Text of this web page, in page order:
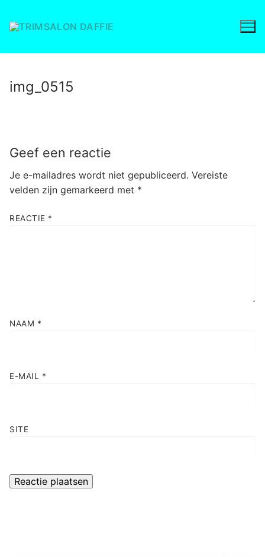
naar
inhoud
img_0515
Geef een reactie
Je e-mailadres wordt niet gepubliceerd. Vereiste
velden zijn gemarkeerd met *
REACTIE *
NAAM *
E-MAIL *
SITE